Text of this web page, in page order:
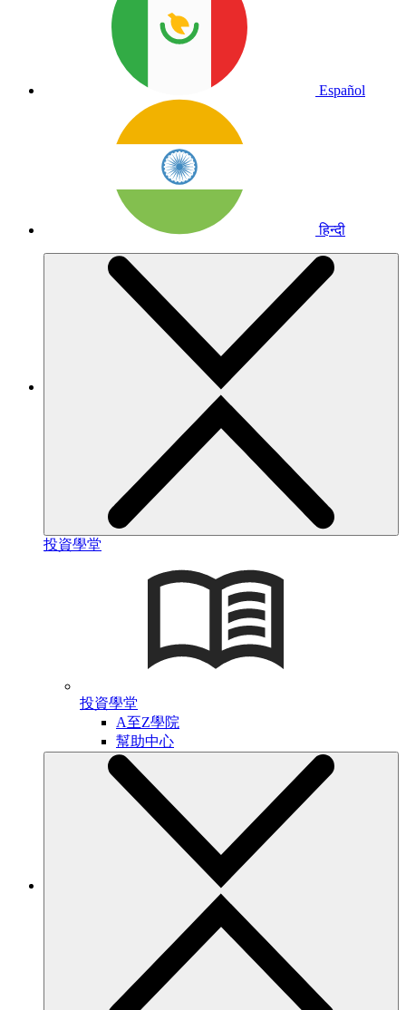
Español
हिन्दी
投資學堂
投資學堂
A至Z學院
幫助中心